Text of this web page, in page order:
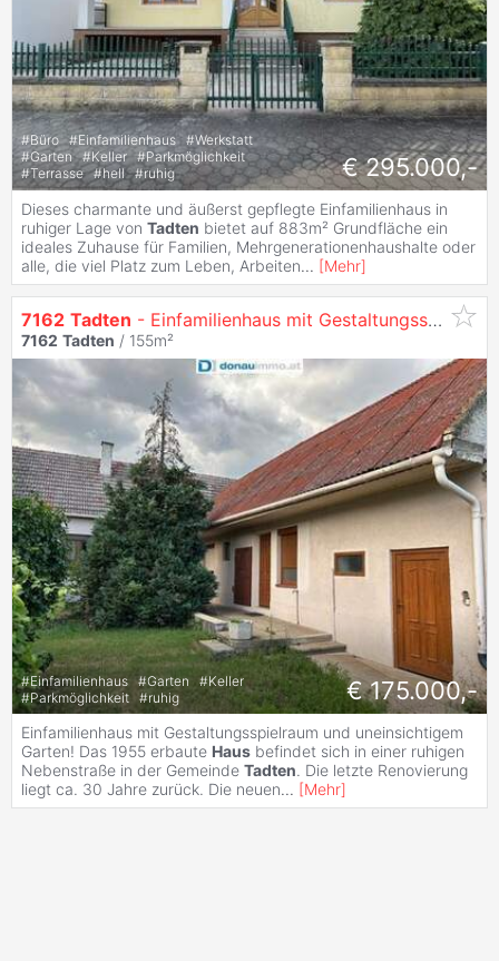
#Büro #Einfamilienhaus #Werkstatt
#Garten #Keller #Parkmöglichkeit
#Terrasse #hell #ruhig € 295.000,-
Dieses charmante und äußerst gepflegte Einfamilienhaus in
ruhiger Lage von Tadten bietet auf 883m² Grundfläche ein
ideales Zuhause für Familien, Mehrgenerationenhaushalte oder
alle, die viel Platz zum Leben, Arbeiten... [Mehr]
7162 Tadten - Einfamilienhaus mit Gestaltungsspielraum und uneinsichtigem Garten!
7162 Tadten / 155m²
#Einfamilienhaus #Garten #Keller
#Parkmöglichkeit #ruhig € 175.000,-
Einfamilienhaus mit Gestaltungsspielraum und uneinsichtigem
Garten! Das 1955 erbaute Haus befindet sich in einer ruhigen
Nebenstraße in der Gemeinde Tadten. Die letzte Renovierung
liegt ca. 30 Jahre zurück. Die neuen... [Mehr]